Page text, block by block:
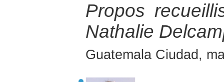
Propos
Nathalie
Guatemala Ciudad,